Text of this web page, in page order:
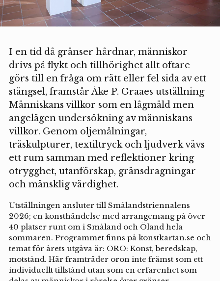
I en tid då gränser hårdnar, människor
drivs på flykt och tillhörighet allt oftare
görs till en fråga om rätt eller fel sida av ett
stängsel, framstår Åke P. Graaes utställning
Människans villkor som en lågmäld men
angelägen undersökning av människans
villkor. Genom oljemålningar,
träskulpturer, textiltryck och ljudverk vävs
ett rum samman med reflektioner kring
otrygghet, utanförskap, gränsdragningar
och mänsklig värdighet.
Utställningen ansluter till Smålandstriennalens
2026; en konsthändelse med arrangemang på över
40 platser runt om i Småland och Öland hela
sommaren. Programmet finns på konstkartan.se och
temat för årets utgåva är: ORO: Konst, beredskap,
motstånd. Här framträder oron inte främst som ett
individuellt tillstånd utan som en erfarenhet som